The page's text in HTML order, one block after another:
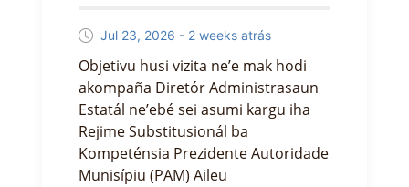
Jul 23, 2026 - 2 weeks atrás
Objetivu husi vizita ne’e mak hodi
akompaña Diretór Administrasaun
Estatál ne’ebé sei asumi kargu iha
Rejime Substitusionál ba
Kompeténsia Prezidente Autoridade
Munisípiu (PAM) Aileu